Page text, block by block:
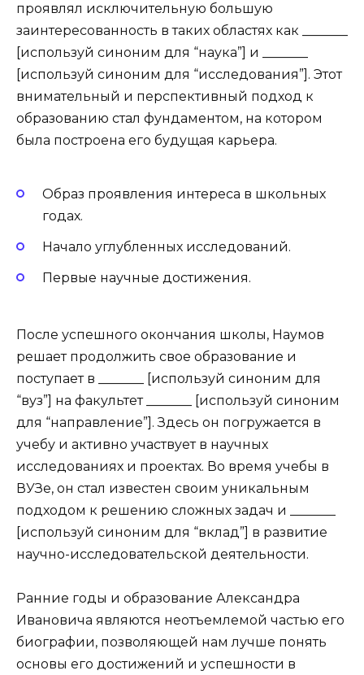
проявлял исключительную большую
заинтересованность в таких областях как _______
[используй синоним для “наука”] и _______
[используй синоним для “исследования”]. Этот
внимательный и перспективный подход к
образованию стал фундаментом, на котором
была построена его будущая карьера.
Образ проявления интереса в школьных
годах.
Начало углубленных исследований.
Первые научные достижения.
После успешного окончания школы, Наумов
решает продолжить свое образование и
поступает в _______ [используй синоним для
“вуз”] на факультет _______ [используй синоним
для “направление”]. Здесь он погружается в
учебу и активно участвует в научных
исследованиях и проектах. Во время учебы в
ВУЗе, он стал известен своим уникальным
подходом к решению сложных задач и _______
[используй синоним для “вклад”] в развитие
научно-исследовательской деятельности.
Ранние годы и образование Александра
Ивановича являются неотъемлемой частью его
биографии, позволяющей нам лучше понять
основы его достижений и успешности в